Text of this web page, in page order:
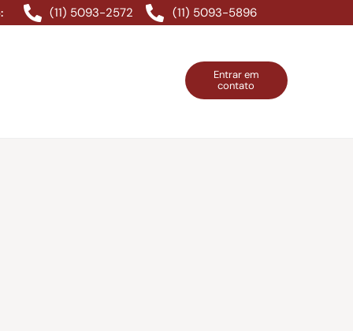
(11) 5093-2572 (11) 5093-5896
Entrar em
contato